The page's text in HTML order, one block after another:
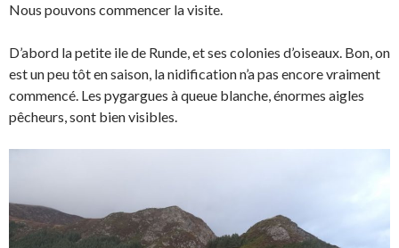
Nous pouvons commencer la visite.
D’abord la petite ile de Runde, et ses colonies d’oiseaux. Bon, on
est un peu tôt en saison, la nidification n’a pas encore vraiment
commencé. Les pygargues à queue blanche, énormes aigles
pêcheurs, sont bien visibles.